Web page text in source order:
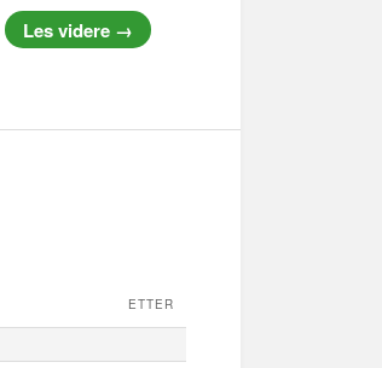
Les videre →
ETTER